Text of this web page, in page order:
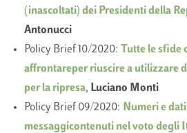
(inascoltati) dei Presidenti della
Antonucci
Policy Brief 10/2020:
Tutte le sfide
affrontareper riuscire a utilizzare
per la ripresa, Luciano Monti
Policy Brief 09/2020: Numeri e
messaggicontenuti nel voto degli